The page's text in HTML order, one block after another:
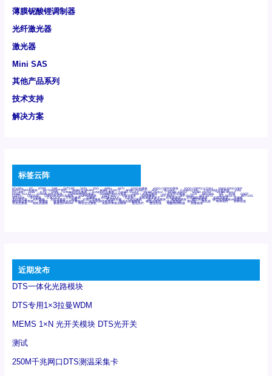
薄膜铌酸锂调制器
光纤激光器
激光器
Mini SAS
其他产品系列
技术支持
解决方案
标签云阵
6Tx6Rx 8T 8T8R 24R 24T24R 24Tx 25G 48Rx 48Tx 100G光模块 400G OSFP光模块 400G QSFP112 DR4 800G DR8 OSFP
800G OSFP光模块 AD7606国产替代 AFBR-57B4APZ AFBR-1528CZ AFBR-2528CZ AOC Bypass Camera Link CWDM波分复用器 DAS
DC~4M DSS DTS DVS GYMB光纤连接器 GYM光纤连接器 HFBR-1531Z HFBR-2531Z HFBR-4501Z HFBR-4503Z HFBR-4511Z
HFBR-4513Z J599A6光纤连接器 J599A8光电连接器 J599MT光纤连接器 J599Ⅰ光电连接器 LC超短型光模块 LGA Mini SAS MT POB QSFP
QSFP+ QSFP28 QSFP28 100G光模块 QSFP28笼座 QSFP 40G QSFP笼座 RP连接器 SFF-8431 SFF-8436 SFF-8472 SFF-8654 4i SFP 10G
SFP MSA SFP笼座 Z-BLOCK 万兆交换机 交换机 光切换仪OLP 光开关 光模块笼子座子 光电探测器 光电编码器模块 光电连接器 光端机
光纤激光器 光纤跳线 光纤连接器 光耦 全国产交换机 军品级光耦 千兆交换机 国产化光模块 射频光模块 微型光模块 微型可插拔BGA光模块
微型波分复用器 探测器 收发模块光学引擎组件 机架式光纤收发器 模拟光发射模块 模拟光器件 波分复用器 测试版 激光器 特种光纤 特种光缆
百兆交换机 相机光模块 紧凑型DWDM 网管型交换机 表贴式单路光模块 通信光纤 通信光缆 铌酸锂调制器 高速线缆
近期发布
DTS一体化光路模块
DTS专用1×3拉曼WDM
MEMS 1×N 光开关模块 DTS光开关
测试
250M千兆网口DTS测温采集卡